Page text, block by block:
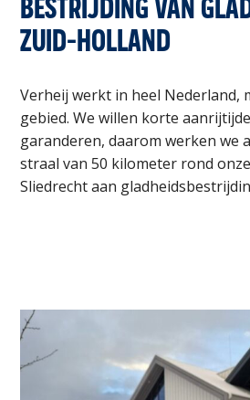
ZUID-HOLLAND
Verheijwerkt in heel Nederland,
gebied. We willen korte
garanderen, daarom werken we
straal van 50 kilometer rond
Sliedrecht aan